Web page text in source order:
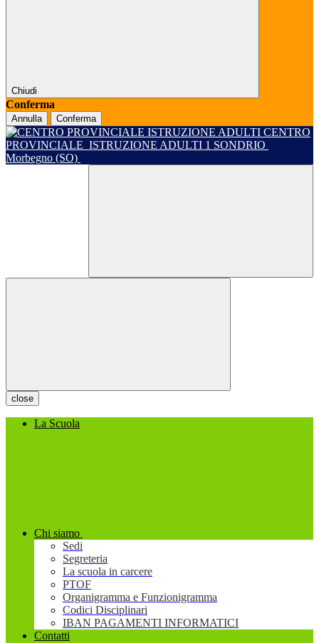
Chiudi
Conferma
Annulla Conferma
CENTRO
PROVINCIALE ISTRUZIONE ADULTI 1 SONDRIO
Morbegno (SO)
close
La Scuola
Chi siamo
Sedi
Segreteria
La scuola in carcere
PTOF
Organigramma e Funzionigramma
Codici Disciplinari
IBAN PAGAMENTI INFORMATICI
Contatti